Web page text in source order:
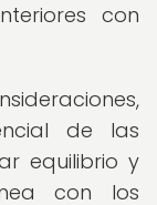
con
de las
equilibrio y
con los